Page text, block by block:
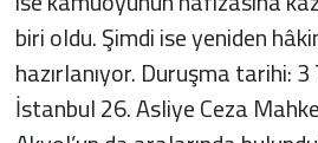
biri oldu. Şimdi ise yeniden
hazırlanıyor. Duruşma tarihi:
İstanbul 26. Asliye Ceza